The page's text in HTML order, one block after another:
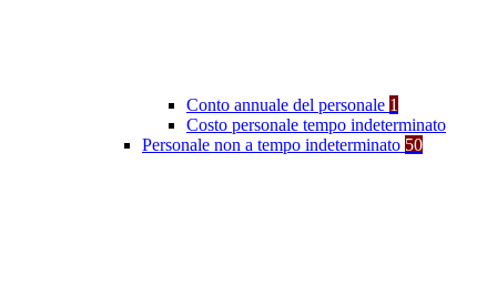
Conto annuale del personale 1
Costo personale tempo indeterminato
Personale non a tempo indeterminato 50